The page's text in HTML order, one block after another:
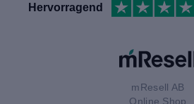
Hervorragend
mResell AB
Online Shop